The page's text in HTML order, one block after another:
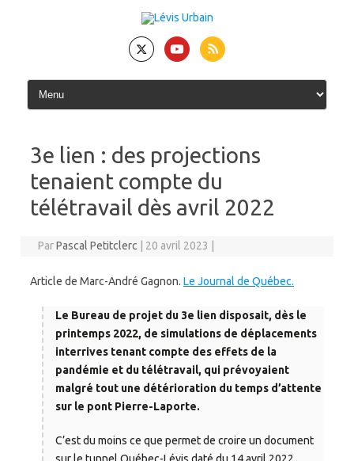
3e lien : des projections
tenaient compte du
télétravail dès avril 2022
ParPascal Petitclerc 20 avril 2023
Article de Marc-André Gagnon. Le Journal de Québec.
Le Bureau de projet du 3e lien disposait, dès le
printemps 2022, de simulations de déplacements
interrives tenant compte des effets de la
pandémie et du télétravail, qui prévoyaient
malgré tout une détérioration du temps d’attente
sur le pont Pierre-Laporte.
C’est du moins ce que permet de croire un document